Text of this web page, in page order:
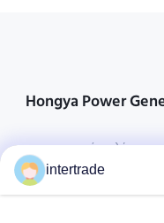
Hongya Power
προσαρμοσμένες λύσεις
intertrade